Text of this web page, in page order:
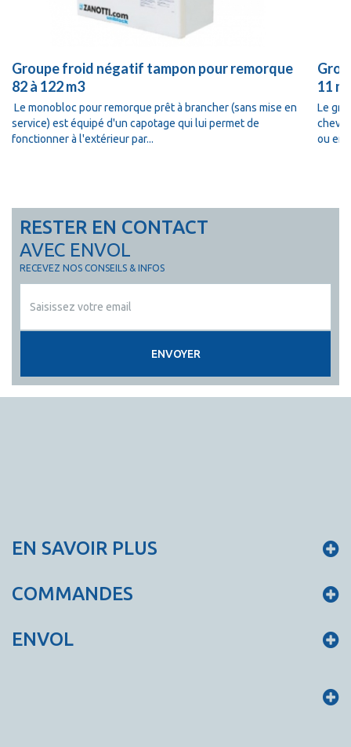
Groupe froid négatif tampon pour remorque
82 à 122 m3
Le monobloc pour remorque prêt à brancher (sans mise en
service) est équipé d'un capotage qui lui permet de
fonctionner à l'extérieur par...
11
Le
ou en
RESTER EN CONTACT
AVEC ENVOL
RECEVEZ NOS CONSEILS & INFOS
ENVOYER
EN SAVOIR PLUS
COMMANDES
ENVOL